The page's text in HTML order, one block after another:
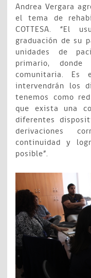
Andrea Vergara
el tema de
COTTESA. “El
graduación de su
unidades de
primario,
comunitaria.
intervendrán los
tenemos como
que exista una
diferentes
derivaciones
continuidad y
posible”.